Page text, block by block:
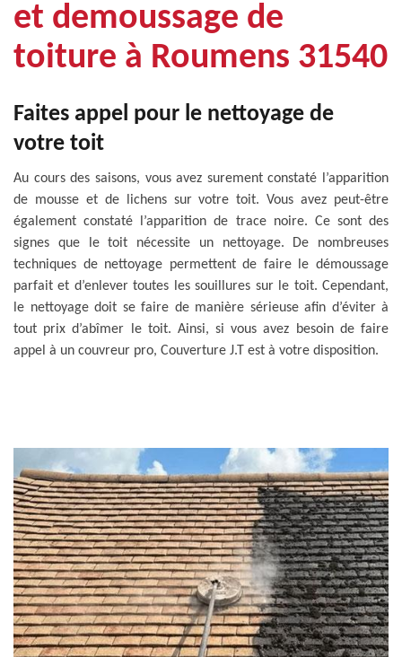
et demoussage de
toiture à Roumens 31540
Faites appel pour le nettoyage de
votre toit
Au cours des saisons, vous avez surement constaté l’apparition
de mousse et de lichens sur votre toit. Vous avez peut-être
également constaté l’apparition de trace noire. Ce sont des
signes que le toit nécessite un nettoyage. De nombreuses
techniques de nettoyage permettent de faire le démoussage
parfait et d’enlever toutes les souillures sur le toit. Cependant,
le nettoyage doit se faire de manière sérieuse afin d’éviter à
tout prix d’abîmer le toit. Ainsi, si vous avez besoin de faire
appel à un couvreur pro, Couverture J.T est à votre disposition.